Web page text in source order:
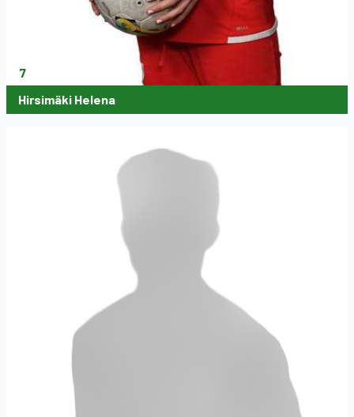
7
Hirsimäki Helena